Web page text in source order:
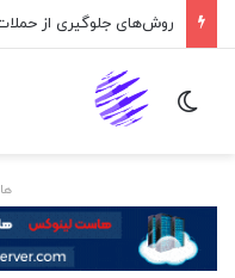
تغییر پوسته